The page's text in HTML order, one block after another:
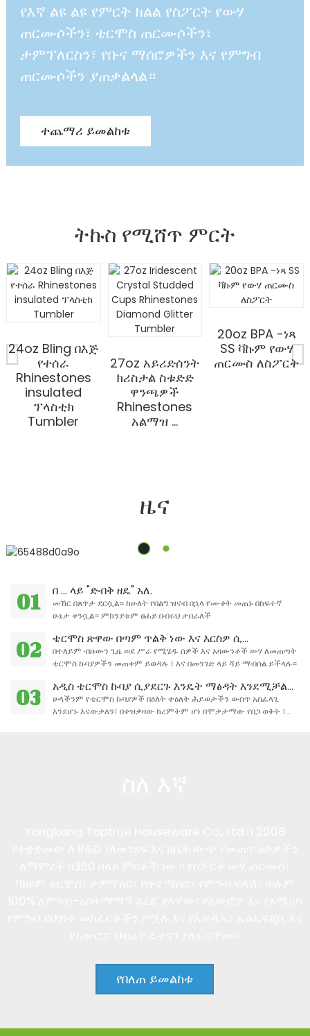
የእኛ ልዩ ልዩ የምርት ክልል የስፖርት የውሃ
ጠርሙሶችን፣ ቴርሞስ ጠርሙሶችን፣
ታምፕለርስን፣ የቡና ማሰሮዎችን እና የምግብ
ጠርሙሶችን ያጠቃልላል።
ተጨማሪ ይመልከቱ
ትኩስ የሚሸጥ ምርት
24oz Bling በእጅ
የተሰራ
Rhinestones
insulated
ፕላስቲክ
Tumbler
27oz አይሪድሰንት
ክሪስታል ስቱድድ
ዋንጫዎች
Rhinestones
አልማዝ ...
20oz BPA -ነጻ
SS ቫኩም የውሃ
ጠርሙስ ለስፖርት
ዜና
01 በ ... ላይ "ድብቅ ዘዴ" አለ.
መኸር በጸጥታ ደርሷል። ከሁለት የበልግ ዝናብ በኋላ የሙቀት መጠኑ በከፍተኛ
ሁኔታ ቀንሷል። ምክንያቱም ፀሐይ በብሩህ ታበራለች
02 ቴርሞስ ጽዋው በጣም ጥልቅ ነው እና እርስዎ ሲ...
በተለይም ብዙውን ጊዜ ወደ ሥራ የሚሄዱ ሰዎች እና አዛውንቶች ውሃ ለመጠጣት
ቴርሞስ ኩባያዎችን መጠቀም ይወዳሉ ፣ እና በመንገድ ላይ ሻይ ማብሰል ይችላሉ።
03 አዲስ ቴርሞስ ኩባያ ሲያደርጉ እንዴት ማፅዳት እንደሚቻል...
ሁላችንም የቴርሞስ ኩባያዎች በዕለት ተዕለት ሕይወታችን ውስጥ አስፈላጊ
እንደሆኑ እናውቃለን፣ በቀዝቃዛው ክረምትም ሆነ በሞቃታማው የበጋ ወቅት ፣
የበለጠ ይመልከቱ